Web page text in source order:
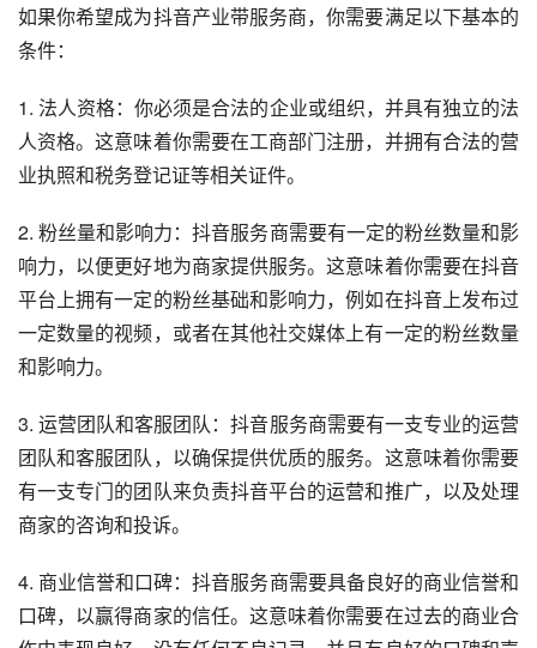
如果你希望成为抖音产业带服务商，你需要满足以下基本的
条件：
1. 法人资格：你必须是合法的企业或组织，并具有独立的法
人资格。这意味着你需要在工商部门注册，并拥有合法的营
业执照和税务登记证等相关证件。
2. 粉丝量和影响力：抖音服务商需要有一定的粉丝数量和影
响力，以便更好地为商家提供服务。这意味着你需要在抖音
平台上拥有一定的粉丝基础和影响力，例如在抖音上发布过
一定数量的视频，或者在其他社交媒体上有一定的粉丝数量
和影响力。
3. 运营团队和客服团队：抖音服务商需要有一支专业的运营
团队和客服团队，以确保提供优质的服务。这意味着你需要
有一支专门的团队来负责抖音平台的运营和推广，以及处理
商家的咨询和投诉。
4. 商业信誉和口碑：抖音服务商需要具备良好的商业信誉和
口碑，以赢得商家的信任。这意味着你需要在过去的商业合